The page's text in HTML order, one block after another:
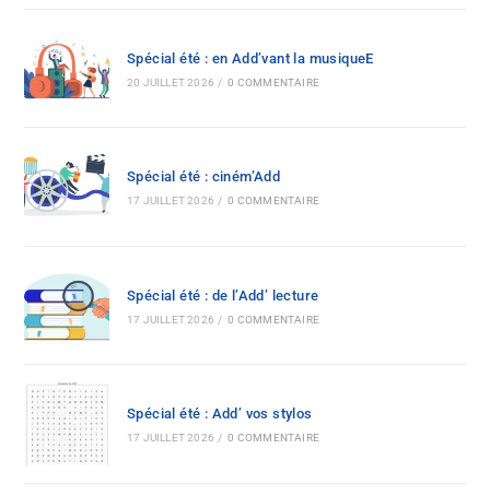
Spécial été : en Add’vant la musiqueE
20 JUILLET 2026 / 0 COMMENTAIRE
Spécial été : ciném’Add
17 JUILLET 2026 / 0 COMMENTAIRE
Spécial été : de l’Add’ lecture
17 JUILLET 2026 / 0 COMMENTAIRE
Spécial été : Add’ vos stylos
17 JUILLET 2026 / 0 COMMENTAIRE